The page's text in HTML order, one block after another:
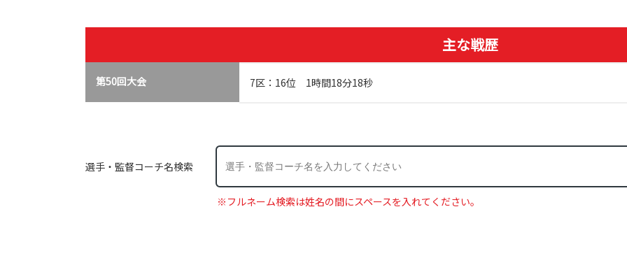
主な戦歴
第50回大会 7区：16位 1時間18分18秒
選手・監督コーチ名検索
※フルネーム検索は姓名の間にスペースを入れてください。